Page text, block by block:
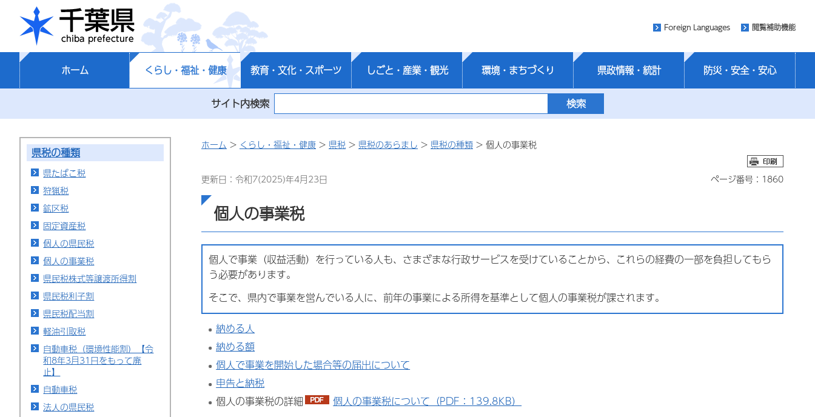
千葉県
Foreign Languages 閲覧補助機能
ホーム くらし・福祉・健康 教育・文化・スポーツ しごと・産業・観光 環境・まちづくり 県政情報・統計 防災・安全・安心
サイト内検索
県税の種類
県たばこ税
狩猟税
鉱区税
固定資産税
個人の県民税
個人の事業税
県民税株式等譲渡所得割
県民税利子割
県民税配当割
軽油引取税
自動車税（環境性能割）【令
和8年3月31日をもって廃
止】
自動車税
法人の県民税
ホーム > くらし・福祉・健康 > 県税 > 県税のあらまし > 県税の種類 > 個人の事業税
更新日：令和7(2025)年4月23日 ページ番号：1860
個人の事業税
個人で事業（収益活動）を行っている人も、さまざまな行政サービスを受けていることから、これらの経費の一部を負担してもら
う必要があります。
そこで、県内で事業を営んでいる人に、前年の事業による所得を基準として個人の事業税が課されます。
納める人
納める額
個人で事業を開始した場合等の届出について
申告と納税
個人の事業税の詳細
個人の事業税について（PDF：139.8KB）